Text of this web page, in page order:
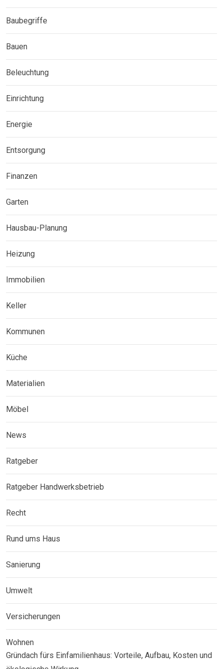
Baubegriffe
Bauen
Beleuchtung
Einrichtung
Energie
Entsorgung
Finanzen
Garten
Hausbau-Planung
Heizung
Immobilien
Keller
Kommunen
Küche
Materialien
Möbel
News
Ratgeber
Ratgeber Handwerksbetrieb
Recht
Rund ums Haus
Sanierung
Umwelt
Versicherungen
Wohnen
Gründach fürs Einfamilienhaus: Vorteile, Aufbau, Kosten und